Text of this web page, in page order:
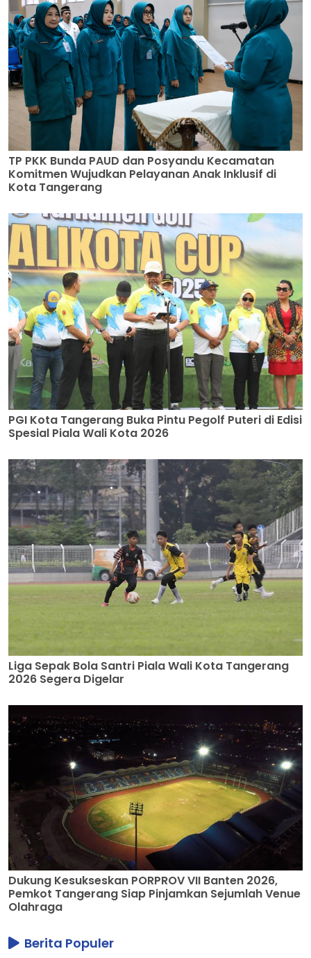
TP PKK Bunda PAUD dan Posyandu Kecamatan
Komitmen Wujudkan Pelayanan Anak Inklusif di
Kota Tangerang
PGI Kota Tangerang Buka Pintu Pegolf Puteri di Edisi
Spesial Piala Wali Kota 2026
Liga Sepak Bola Santri Piala Wali Kota Tangerang
2026 Segera Digelar
Dukung Kesukseskan PORPROV VII Banten 2026,
Pemkot Tangerang Siap Pinjamkan Sejumlah Venue
Olahraga
Berita Populer